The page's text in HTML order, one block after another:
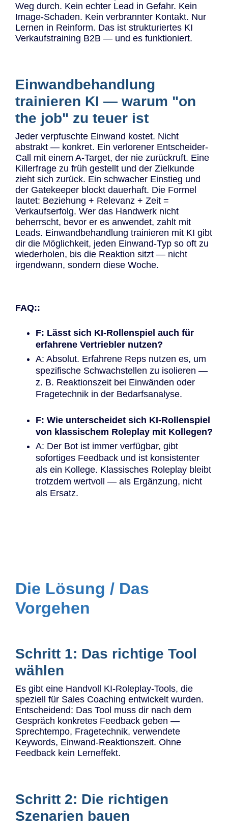
Weg durch. Kein echter Lead in Gefahr. Kein
Image-Schaden. Kein verbrannter Kontakt. Nur
Lernen in Reinform. Das ist strukturiertes KI
Verkaufstraining B2B — und es funktioniert.
Einwandbehandlung
trainieren KI — warum "on
the job" zu teuer ist
Jeder verpfuschte Einwand kostet. Nicht
abstrakt — konkret. Ein verlorener Entscheider-
Call mit einem A-Target, der nie zurückruft. Eine
Killerfrage zu früh gestellt und der Zielkunde
zieht sich zurück. Ein schwacher Einstieg und
der Gatekeeper blockt dauerhaft. Die Formel
lautet: Beziehung + Relevanz + Zeit =
Verkaufserfolg. Wer das Handwerk nicht
beherrscht, bevor er es anwendet, zahlt mit
Leads. Einwandbehandlung trainieren mit KI gibt
dir die Möglichkeit, jeden Einwand-Typ so oft zu
wiederholen, bis die Reaktion sitzt — nicht
irgendwann, sondern diese Woche.
FAQ::
F: Lässt sich KI-Rollenspiel auch für
erfahrene Vertriebler nutzen?
A: Absolut. Erfahrene Reps nutzen es, um
spezifische Schwachstellen zu isolieren —
z. B. Reaktionszeit bei Einwänden oder
Fragetechnik in der Bedarfsanalyse.
F: Wie unterscheidet sich KI-Rollenspiel
von klassischem Roleplay mit Kollegen?
A: Der Bot ist immer verfügbar, gibt
sofortiges Feedback und ist konsistenter
als ein Kollege. Klassisches Roleplay bleibt
trotzdem wertvoll — als Ergänzung, nicht
als Ersatz.
Die Lösung / Das
Vorgehen
Schritt 1: Das richtige Tool
wählen
Es gibt eine Handvoll KI-Roleplay-Tools, die
speziell für Sales Coaching entwickelt wurden.
Entscheidend: Das Tool muss dir nach dem
Gespräch konkretes Feedback geben —
Sprechtempo, Fragetechnik, verwendete
Keywords, Einwand-Reaktionszeit. Ohne
Feedback kein Lerneffekt.
Schritt 2: Die richtigen
Szenarien bauen